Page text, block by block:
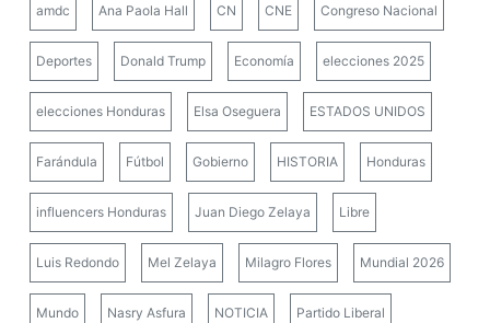
amdc Ana Paola Hall CN CNE Congreso Nacional
Deportes Donald Trump Economía elecciones 2025
elecciones Honduras Elsa Oseguera ESTADOS UNIDOS
Farándula Fútbol Gobierno HISTORIA Honduras
influencers Honduras Juan Diego Zelaya Libre
Luis Redondo Mel Zelaya Milagro Flores Mundial 2026
Mundo Nasry Asfura NOTICIA Partido Liberal